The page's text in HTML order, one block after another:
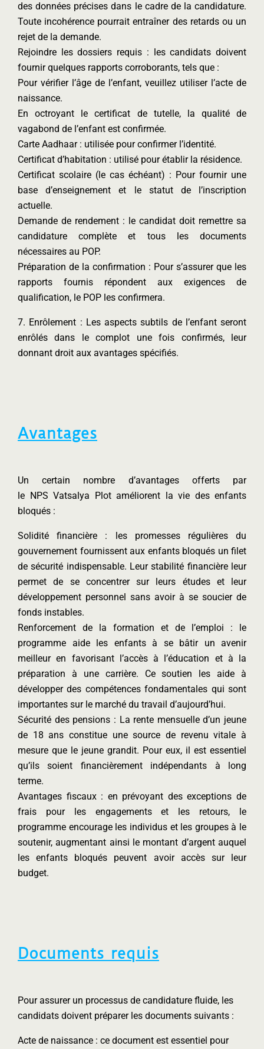
des données précises dans le cadre de la candidature.
Toute incohérence pourrait entraîner des retards ou un
rejet de la demande.
Rejoindre les dossiers requis : les candidats doivent
fournir quelques rapports corroborants, tels que :
Pour vérifier l’âge de l’enfant, veuillez utiliser l’acte de
naissance.
En octroyant le certificat de tutelle, la qualité de
vagabond de l’enfant est confirmée.
Carte Aadhaar : utilisée pour confirmer l’identité.
Certificat d’habitation : utilisé pour établir la résidence.
Certificat scolaire (le cas échéant) : Pour fournir une
base d’enseignement et le statut de l’inscription
actuelle.
Demande de rendement : le candidat doit remettre sa
candidature complète et tous les documents
nécessaires au POP.
Préparation de la confirmation : Pour s’assurer que les
rapports fournis répondent aux exigences de
qualification, le POP les confirmera.
7. Enrôlement : Les aspects subtils de l’enfant seront
enrôlés dans le complot une fois confirmés, leur
donnant droit aux avantages spécifiés.
Avantages
Un certain nombre d’avantages offerts par
le NPS Vatsalya Plot améliorent la vie des enfants
bloqués :
Solidité financière : les promesses régulières du
gouvernement fournissent aux enfants bloqués un filet
de sécurité indispensable. Leur stabilité financière leur
permet de se concentrer sur leurs études et leur
développement personnel sans avoir à se soucier de
fonds instables.
Renforcement de la formation et de l’emploi : le
programme aide les enfants à se bâtir un avenir
meilleur en favorisant l’accès à l’éducation et à la
préparation à une carrière. Ce soutien les aide à
développer des compétences fondamentales qui sont
importantes sur le marché du travail d’aujourd’hui.
Sécurité des pensions : La rente mensuelle d’un jeune
de 18 ans constitue une source de revenu vitale à
mesure que le jeune grandit. Pour eux, il est essentiel
qu’ils soient financièrement indépendants à long
terme.
Avantages fiscaux : en prévoyant des exceptions de
frais pour les engagements et les retours, le
programme encourage les individus et les groupes à le
soutenir, augmentant ainsi le montant d’argent auquel
les enfants bloqués peuvent avoir accès sur leur
budget.
Documents requis
Pour assurer un processus de candidature fluide, les
candidats doivent préparer les documents suivants :
Acte de naissance : ce document est essentiel pour